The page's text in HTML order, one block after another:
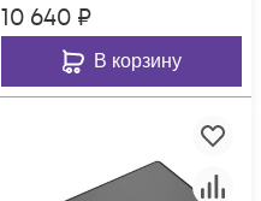
10 640 ₽
В корзину